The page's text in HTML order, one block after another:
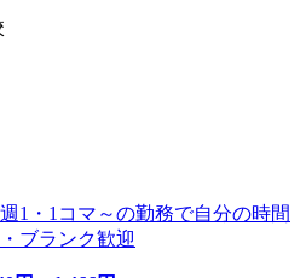
1・1コマ～の勤務で自分の時間
ブランク歓迎